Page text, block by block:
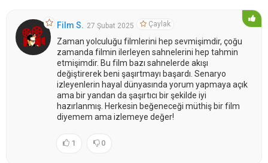
Film S. 27 Şubat 2025 Çaylak
Zaman yolculuğu filmlerini hep sevmişimdir, çoğu
zamanda filmin ilerleyen sahnelerini hep tahmin
etmişimdir. Bu film bazı sahnelerde akışı
değiştirerek beni şaşırtmayı başardı. Senaryo
izleyenlerin hayal dünyasında yorum yapmaya açık
ama bir yandan da şaşırtıcı bir şekilde iyi
hazırlanmış. Herkesin beğeneceği müthiş bir film
diyemem ama izlemeye değer!
1 0